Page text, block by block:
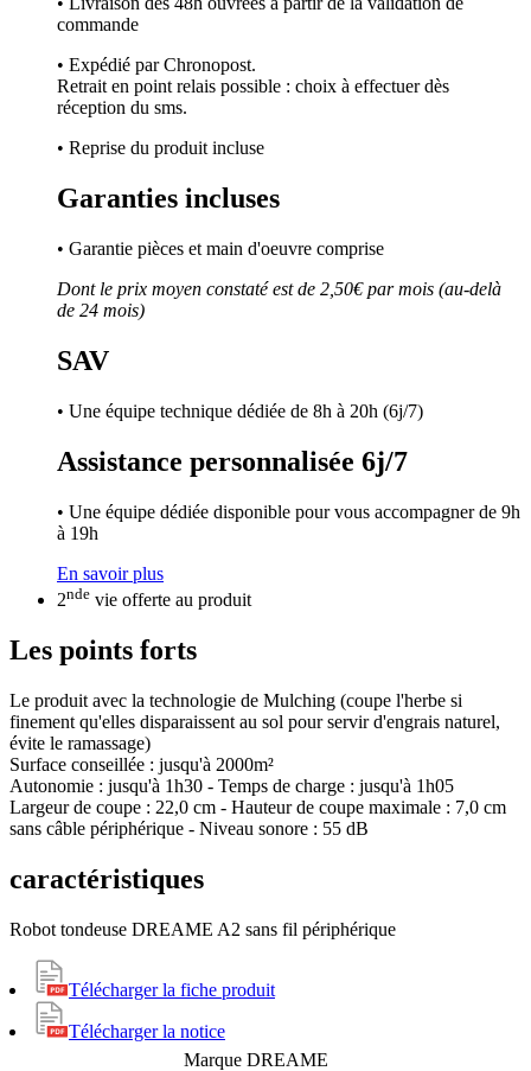
commande
• Expédié par Chronopost.
Retrait en point relais possible : choix à effectuer dès
réception du sms.
• Reprise du produit incluse
Garanties incluses
• Garantie pièces et main d'oeuvre comprise
Dont le prix moyen constaté est de 2,50€ par mois (au-delà
de 24 mois)
SAV
• Une équipe technique dédiée de 8h à 20h (6j/7)
Assistance personnalisée 6j/7
• Une équipe dédiée disponible pour vous accompagner de 9h
à 19h
En savoir plus
2nde vie offerte au produit
Les points forts
Le produit avec la technologie de Mulching (coupe l'herbe si
finement qu'elles disparaissent au sol pour servir d'engrais naturel,
évite le ramassage)
Surface conseillée : jusqu'à 2000m²
Autonomie : jusqu'à 1h30 - Temps de charge : jusqu'à 1h05
Largeur de coupe : 22,0 cm - Hauteur de coupe maximale : 7,0 cm
sans câble périphérique - Niveau sonore : 55 dB
caractéristiques
Robot tondeuse DREAME A2 sans fil périphérique
Télécharger la fiche produit
Télécharger la notice
Marque DREAME